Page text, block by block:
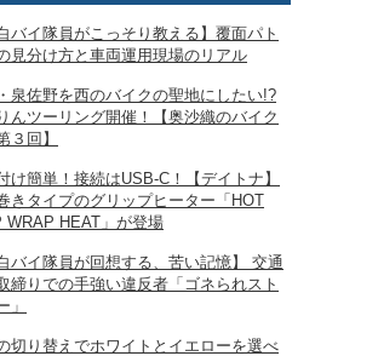
バイ隊員がこっそり教える】覆面パト
見分け方と車両運用現場のリアル
泉佐野を西のバイクの聖地にしたい!?
んツーリング開催！【奥沙織のバイク
３回】
け簡単！接続はUSB-C！【デイトナ】
きタイプのグリップヒーター「HOT
WRAP HEAT」が登場
白バイ隊員が回想する、苦い記憶】 交通
締りでの手強い違反者「ゴネられスト
」
切り替えでホワイトとイエローを選べ